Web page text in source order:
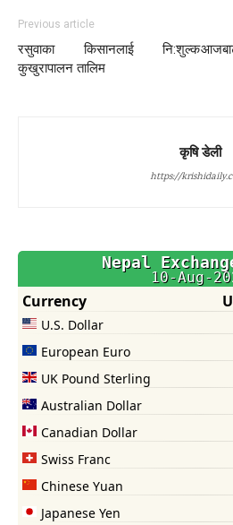
Previous article
रसुवाका किसानलाई नि:शुल्क
कुखुरापालन तालिम
कृषि डेली
https://